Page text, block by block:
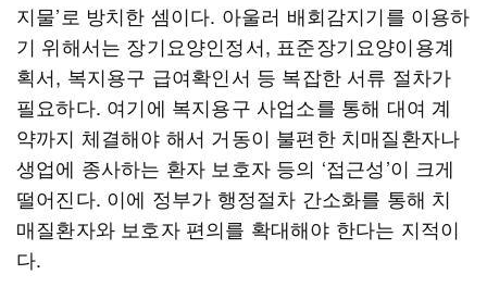
지물’로 방치한 셈이다. 아울러 배회감지기를 이용하
기 위해서는 장기요양인정서, 표준장기요양이용계
획서, 복지용구 급여확인서 등 복잡한 서류 절차가
필요하다. 여기에 복지용구 사업소를 통해 대여 계
약까지 체결해야 해서 거동이 불편한 치매질환자나
생업에 종사하는 환자 보호자 등의 ‘접근성’이 크게
떨어진다. 이에 정부가 행정절차 간소화를 통해 치
매질환자와 보호자 편의를 확대해야 한다는 지적이
다.